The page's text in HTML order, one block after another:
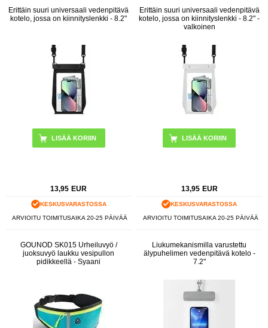
Erittäin suuri universaali vedenpitävä
kotelo, jossa on kiinnityslenkki - 8.2"
LISÄÄ KORIIN
13,95 EUR
KESKUSVARASTOSSA
ARVIOITU TOIMITUSAIKA 20-25 PÄIVÄÄ
Erittäin suuri universaali vedenpitävä
kotelo, jossa on kiinnityslenkki - 8.2" -
valkoinen
13,95 EUR
KESKUSVARASTOSSA
ARVIOITU TOIMITUSAIKA 20-25 PÄIVÄÄ
GOUNOD SK015 Urheiluvyö /
juoksuvyö laukku vesipullon
pidikkeellä - Syaani
Liukumekanismilla varustettu
älypuhelimen vedenpitävä kotelo -
7.2"